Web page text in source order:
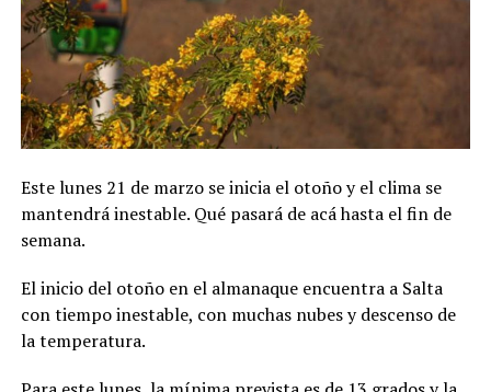
Este lunes 21 de marzo se inicia el otoño y el clima se
mantendrá inestable. Qué pasará de acá hasta el fin de
semana.
El inicio del otoño en el almanaque encuentra a Salta
con tiempo inestable, con muchas nubes y descenso de
la temperatura.